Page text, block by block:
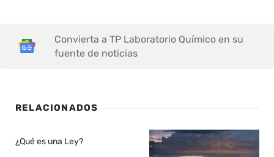
Convierta a TP Laboratorio Químico en su
fuente de noticias
RELACIONADOS
¿Qué es una Ley?